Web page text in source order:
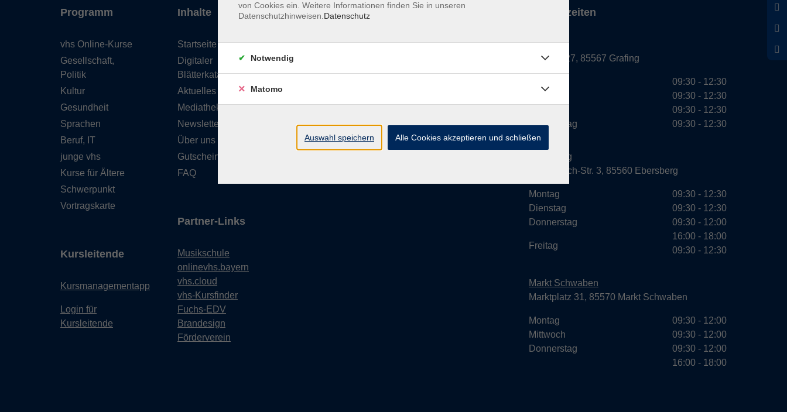
Programm
vhs Online-Kurse
Gesellschaft,
Politik
Kultur
Gesundheit
Sprachen
Beruf, IT
junge vhs
Kurse für Ältere
Schwerpunkt
Vortragskarte
Kursleitende
Kursmanagementapp
Login für
Kursleitende
Inhalte
Startseite
Digitaler
Blätterkatalog
Aktuelles
Mediathek
Newsletter
Über uns
Gutschein
FAQ
Partner-Links
Musikschule
onlinevhs.bayern
vhs.cloud
vhs-Kursfinder
Fuchs-EDV
Brandesign
Förderverein
Volkshochschule Ebersberger Land im
Servicezeiten
Grafing
Griesstr. 27, 85567 Grafing
Donnerstag
09:30 - 12:30
09:30 - 12:30
09:30 - 12:30
09:30 - 12:30
Ebersberg
Dr.-Wintrich-Str. 3, 85560 Ebersberg
Montag
Dienstag
Donnerstag
Freitag
09:30 - 12:30
09:30 - 12:30
09:30 - 12:00
16:00 - 18:00
09:30 - 12:30
Markt Schwaben
Marktplatz 31, 85570 Markt Schwaben
Montag
Mittwoch
Donnerstag
09:30 - 12:00
09:30 - 12:00
09:30 - 12:00
16:00 - 18:00
von Cookies ein. Weitere Informationen finden Sie in unseren
Datenschutzhinweisen. Datenschutz
Notwendig
Matomo
Auswahl speichern Alle Cookies akzeptieren und schließen